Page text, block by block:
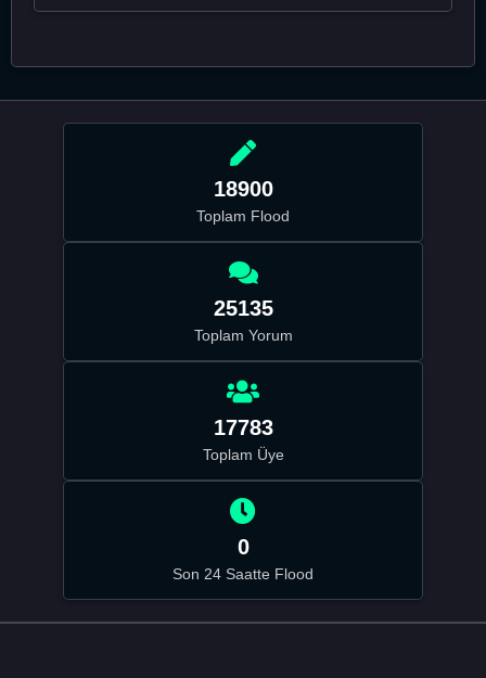
18900
Toplam Flood
25135
Toplam Yorum
17783
Toplam Üye
0
Son 24 Saatte Flood